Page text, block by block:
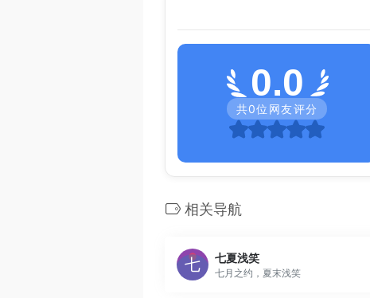
0.0
共0位网友评分
相关导航
七夏浅笑
七月之约，夏末浅笑